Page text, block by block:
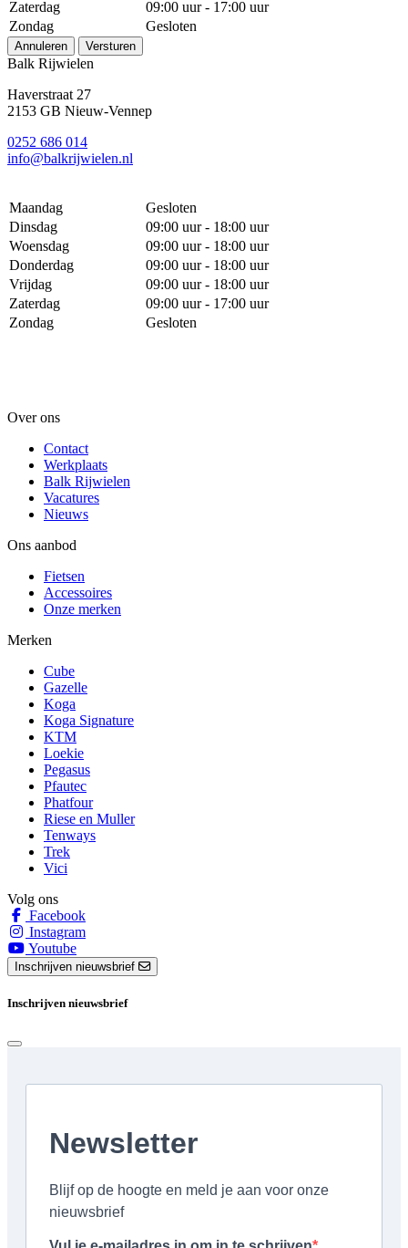
Zaterdag
09:00 uur - 17:00 uur
Zondag
Gesloten
Annuleren Versturen
Balk Rijwielen
Haverstraat 27
2153 GB Nieuw-Vennep
0252 686 014
info@balkrijwielen.nl
Maandag
Gesloten
Dinsdag
09:00 uur - 18:00 uur
Woensdag
09:00 uur - 18:00 uur
Donderdag
09:00 uur - 18:00 uur
Vrijdag
09:00 uur - 18:00 uur
Zaterdag
09:00 uur - 17:00 uur
Zondag
Gesloten
Over ons
Contact
Werkplaats
Balk Rijwielen
Vacatures
Nieuws
Ons aanbod
Fietsen
Accessoires
Onze merken
Merken
Cube
Gazelle
Koga
Koga Signature
KTM
Loekie
Pegasus
Pfautec
Phatfour
Riese en Muller
Tenways
Trek
Vici
Volg ons
Facebook
Instagram
Youtube
Inschrijven nieuwsbrief
Inschrijven nieuwsbrief